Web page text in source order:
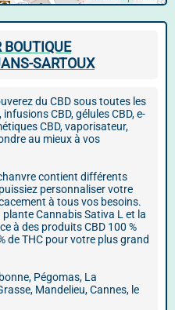
BOUTIQUE
SARTOUX
du CBD sous toutes les
CBD, gélules CBD, e-
CBD, vaporisateur,
au mieux à vos
contient différents
personnaliser votre
à tous vos besoins.
Cannabis Sativa L et la
à des produits CBD 100 %
de THC pour votre plus grand
Pégomas, La
Mandelieu, Cannes, le